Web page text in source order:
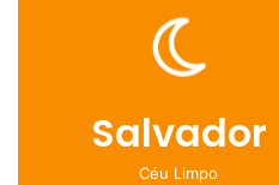
Salvador
Céu Limpo